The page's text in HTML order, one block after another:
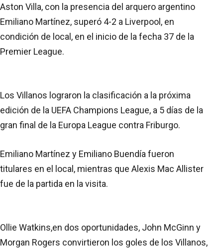
Aston Villa, con la presencia del arquero argentino
Emiliano Martínez, superó 4-2 a Liverpool, en
condición de local, en el inicio de la fecha 37 de la
Premier League.
Los Villanos lograron la clasificación a la próxima
edición de la UEFA Champions League, a 5 días de la
gran final de la Europa League contra Friburgo.
Emiliano Martínez y Emiliano Buendía fueron
titulares en el local, mientras que Alexis Mac Allister
fue de la partida en la visita.
Ollie Watkins,en dos oportunidades, John McGinn y
Morgan Rogers convirtieron los goles de los Villanos,